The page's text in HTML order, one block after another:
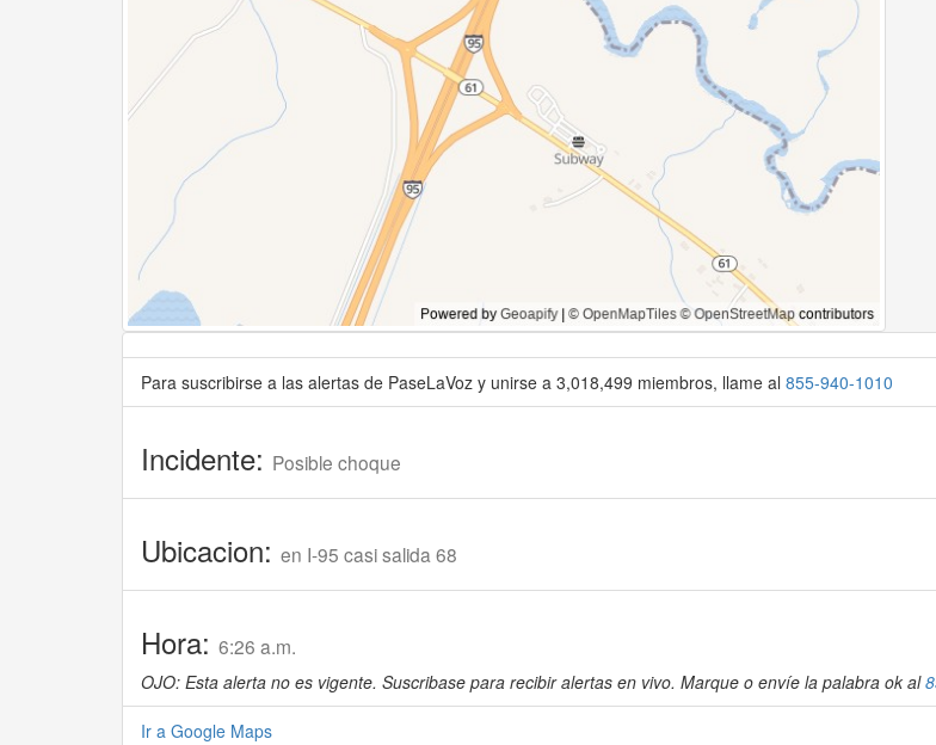
Para suscribirse a las alertas de PaseLaVoz y unirse a 3,018,499 miembros, llame al 855-940-1010
Incidente: Posible choque
Ubicacion: en I-95 casi salida 68
Hora: 6:26 a.m.
OJO: Esta alerta no es vigente. Suscribase para recibir alertas en vivo. Marque o envíe la palabra ok al
Ir a Google Maps